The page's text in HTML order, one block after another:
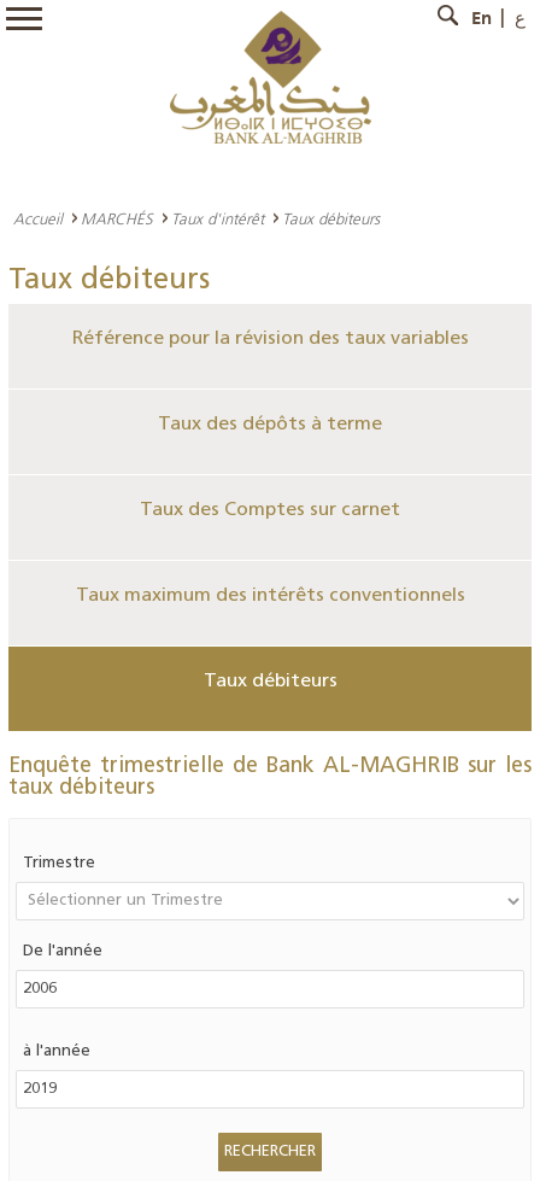
En ع
Accueil MARCHÉS Taux d'intérêt Taux débiteurs
Taux débiteurs
Référence pour la révision des taux variables
Taux des dépôts à terme
Taux des Comptes sur carnet
Taux maximum des intérêts conventionnels
Taux débiteurs
Enquête trimestrielle de Bank AL-MAGHRIB sur les
taux débiteurs
Trimestre
De l'année
à l'année